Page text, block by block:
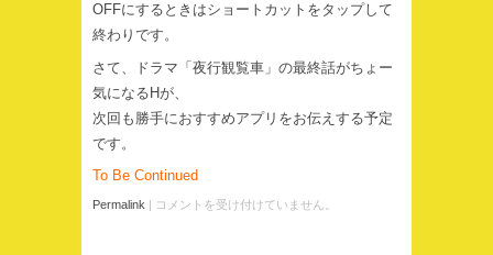
OFFにするときはショートカットをタップして
終わりです。
さて、ドラマ「夜行観覧車」の最終話がちょー
気になるHが、
次回も勝手におすすめアプリをお伝えする予定
です。
To Be Continued
Permalink | コメントを受け付けていません。